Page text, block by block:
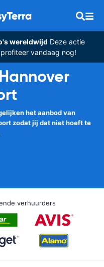
wereldwijd Deze actie
vandaag nog!
het aanbod van
zodat jij dat niet hoeft te
verhuurders